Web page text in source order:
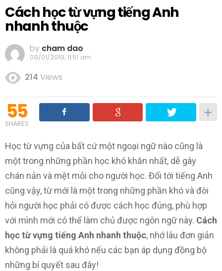
Cách học từ vựng tiếng Anh
nhanh thuộc
by cham dao
09/01/2019, 11:51 am
214 Views
55
SHARES
Học từ vựng của bất cứ một ngoại ngữ nào cũng là
một trong những phần học khó khăn nhất, dễ gây
chán nản và mệt mỏi cho người học. Đối tới tiếng Anh
cũng vậy, từ mới là một trong những phần khó và đòi
hỏi người học phải có được cách học đúng, phù hợp
với mình mới có thể làm chủ được ngôn ngữ này. Cách
học từ vựng tiếng Anh nhanh thuộc, nhớ lâu đơn giản
không phải là quá khó nếu các bạn áp dụng đồng bộ
những bí quyết sau đây!